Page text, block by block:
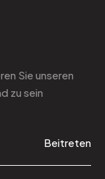
Sie unseren
zu sein
Beitreten